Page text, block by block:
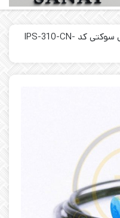
سنسور القایی سوکتی کد IPS-310-CN-